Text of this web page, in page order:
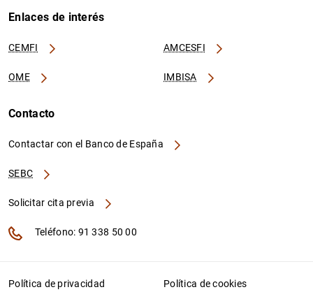
Enlaces de interés
CEMFI AMCESFI
OME IMBISA
Contacto
Contactar con el Banco de España
SEBC
Solicitar cita previa
Teléfono: 91 338 50 00
Política de privacidad Política de cookies